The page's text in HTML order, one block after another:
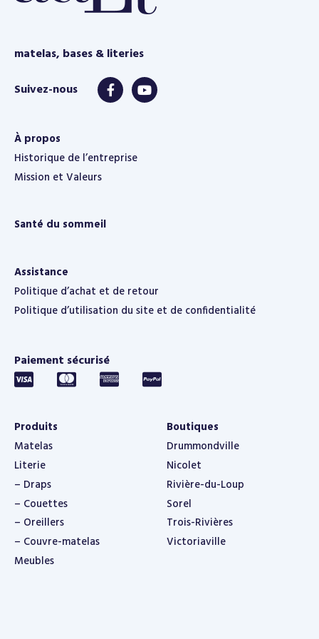
matelas, bases & literies
À propos
Historique de l’entreprise
Mission et Valeurs
Santé du sommeil
Assistance
Politique d’achat et de retour
Politique d’utilisation du site et de confidentialité
Paiement sécurisé
Produits
Matelas
Literie
– Draps
– Couettes
– Oreillers
– Couvre-matelas
Meubles
Boutiques
Drummondville
Nicolet
Rivière-du-Loup
Sorel
Trois-Rivières
Victoriaville